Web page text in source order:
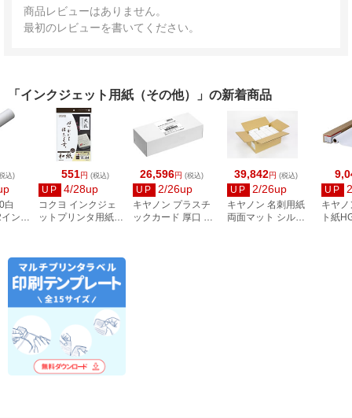
商品レビューはありません。
最初のレビューを書いてください。
「インクジェット用紙（その他）」の新着商品
551円 (税込)
UP 4/28up
コクヨ インクジェ
ットプリンタ用紙
26,596円 (税込)
UP 2/26up
キヤノン プラスチ
ックカード 厚口 両
39,842円 (税込)
UP 2/26up
キヤノン 名刺用紙
両面マット シルク
UP
キヤ
ト紙
込)
白
ンチ